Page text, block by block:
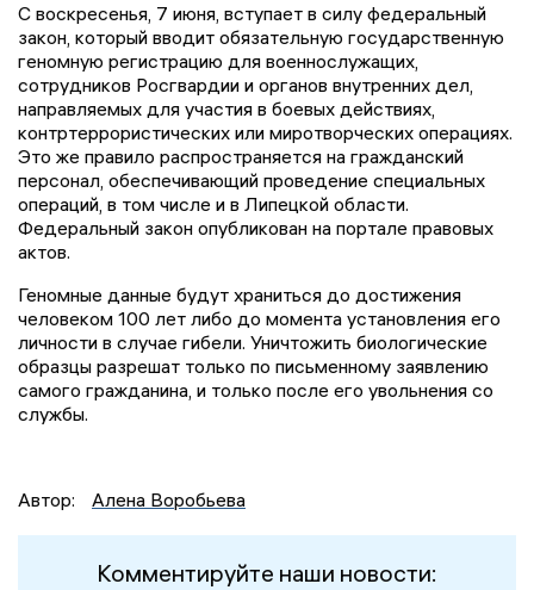
С воскресенья, 7 июня, вступает в силу федеральный
закон, который вводит обязательную государственную
геномную регистрацию для военнослужащих,
сотрудников Росгвардии и органов внутренних дел,
направляемых для участия в боевых действиях,
контртеррористических или миротворческих операциях.
Это же правило распространяется на гражданский
персонал, обеспечивающий проведение специальных
операций, в том числе и в Липецкой области.
Федеральный закон опубликован на портале правовых
актов.
Геномные данные будут храниться до достижения
человеком 100 лет либо до момента установления его
личности в случае гибели. Уничтожить биологические
образцы разрешат только по письменному заявлению
самого гражданина, и только после его увольнения со
службы.
Автор: Алена Воробьева
Комментируйте наши новости: